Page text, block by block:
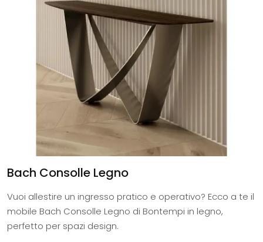
Bach Consolle Legno
Vuoi allestire un ingresso pratico e operativo? Ecco a te il
mobile Bach Consolle Legno di Bontempi in legno,
perfetto per spazi design.